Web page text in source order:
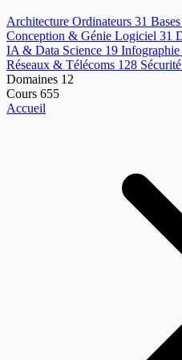
Architecture Ordinateurs 31
Conception & Génie Logiciel 31
IA & Data Science 19
Réseaux & Télécoms 128 Sécurité
Domaines 12
Cours 655
Accueil